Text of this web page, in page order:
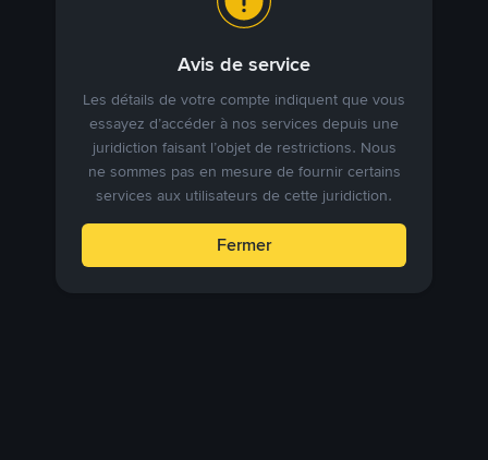
Avis de service
Les détails de votre compte indiquent que vous
essayez d’accéder à nos services depuis une
juridiction faisant l’objet de restrictions. Nous
ne sommes pas en mesure de fournir certains
services aux utilisateurs de cette juridiction.
Fermer